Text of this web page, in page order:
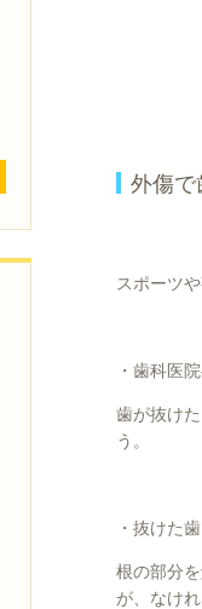
外傷で
スポーツ
・歯科医
歯が抜け
う。
・抜けた歯
根の部分
が、なけ